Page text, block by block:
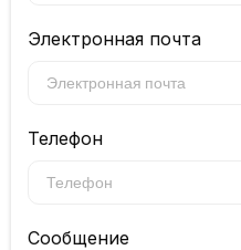
Электронная почта
Телефон
Сообщение